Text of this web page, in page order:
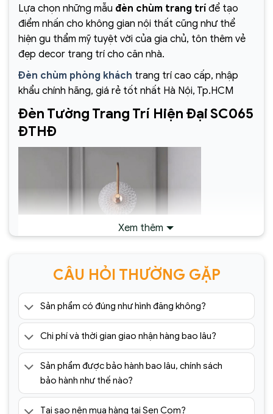
Lựa chọn những mẫu đèn chùm trang trí để tạo
điểm nhấn cho không gian nội thất cũng như thể
hiện gu thẩm mỹ tuyệt vời của gia chủ, tôn thêm vẻ
đẹp decor trang trí cho căn nhà.
Đèn chùm phòng khách trang trí cao cấp, nhập
khẩu chính hãng, giá rẻ tốt nhất Hà Nội, Tp.HCM
Đèn Tường Trang Trí Hiện Đại SC065
ĐTHĐ
Đèn Tường Trang Trí Hiện Đại SC065 ĐTHĐ
Địa chỉ nào bánđèn chùm trang trí
giá rẻ tốt nhất?
Xem thêm
CÂU HỎI THƯỜNG GẶP
Sản phẩm có đúng như hình đăng không?
Chi phí và thời gian giao nhận hàng bao lâu?
Sản phẩm được bảo hành bao lâu, chính sách
bảo hành như thế nào?
Tại sao nên mua hàng tại Sen Com?